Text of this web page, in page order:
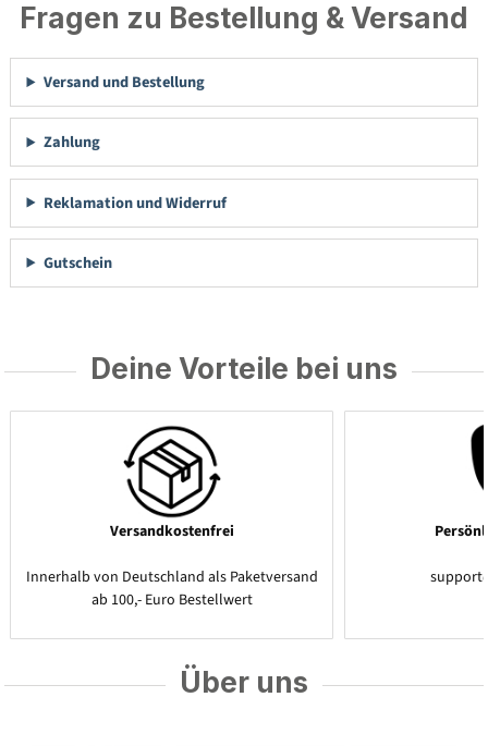
Fragen zu Bestellung & Versand
Versand und Bestellung
Zahlung
Reklamation und Widerruf
Gutschein
Deine Vorteile bei uns
Versandkostenfrei
Innerhalb von Deutschland als Paketversand
ab 100,- Euro Bestellwert
Über uns